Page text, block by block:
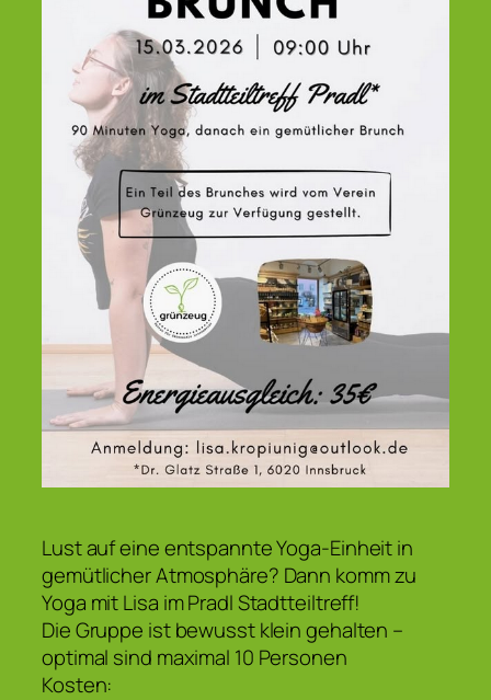
Lust auf eine entspannte Yoga-Einheit in
gemütlicher Atmosphäre? Dann komm zu
Yoga mit Lisa im Pradl Stadtteiltreff!
Die Gruppe ist bewusst klein gehalten –
optimal sind maximal 10 Personen
Kosten: